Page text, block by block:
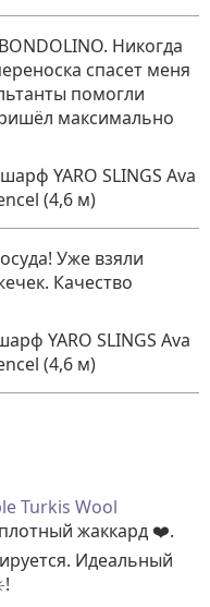
Никогда
спасет меня
помогли
максимально
YARO SLINGS Ava
(4,6 м)
Уже взяли
Качество
YARO SLINGS Ava
(4,6 м)
Turkis Wool
жаккард ❤️.
Идеальный